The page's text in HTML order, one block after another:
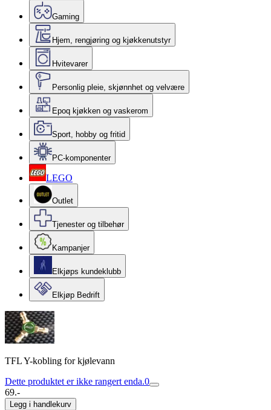
Gaming
Hjem, rengjøring og kjøkkenutstyr
Hvitevarer
Personlig pleie, skjønnhet og velvære
Epoq kjøkken og vaskerom
Sport, hobby og fritid
PC-komponenter
LEGO
Outlet
Tjenester og tilbehør
Kampanjer
Elkjøps kundeklubb
Elkjøp Bedrift
TFL Y-kobling for kjølevann
Dette produktet er ikke rangert enda.0
69.-
Legg i handlekurv